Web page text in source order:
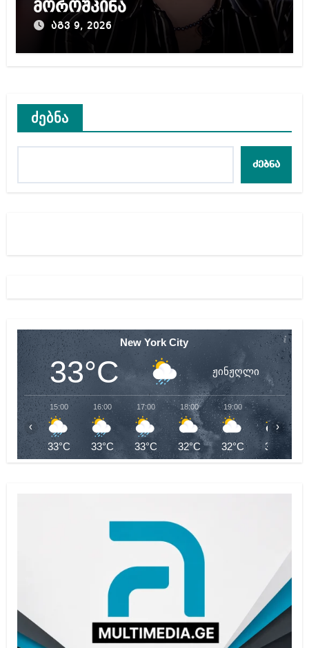
მოროშკინა
აგვ 9, 2026
ძებნა
ძებნა
New York City
33°C ჟინჟღლი
15:00
33°C
16:00
33°C
17:00
33°C
18:00
32°C
19:00
32°C
20:00
31°C
‹ ›